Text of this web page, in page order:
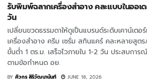
รับพิมพ์ฉลากเครื่องสำอาง คละแบบในออเด
วัน
เปลี่ยนขวดธรรมดาให้ดูเป็นแบรนด์ระดับเคาน์เต
เครื่องสำอาง ครีม เซรั่ม สกินแคร์ คละหลายสูต
ขั้นต่ำ 1 ตร.ม. เสร็จไวภายใน 1-2 วัน ประสบกา
ตามข้อกำหนด อย.
BY ศิวกร สิริวัฒนานันท์ JUNE 18, 2026